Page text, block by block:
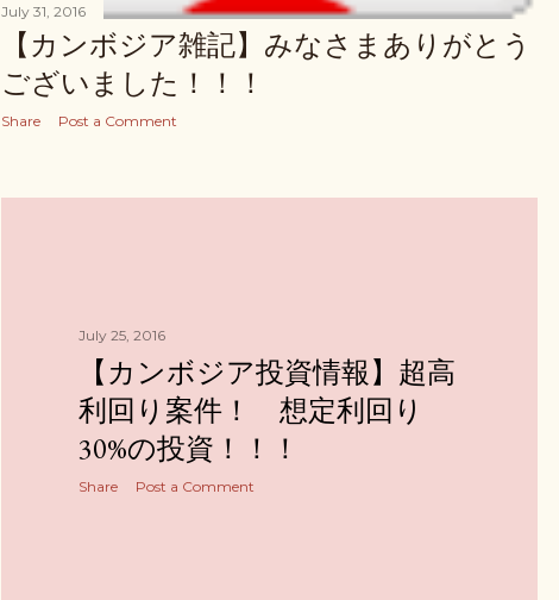
July 31, 2016
【カンボジア雑記】みなさまありがとう
ございました！！！
Share Post a Comment
July 25, 2016
【カンボジア投資情報】超高
利回り案件！ 想定利回り
30%の投資！！！
Share Post a Comment